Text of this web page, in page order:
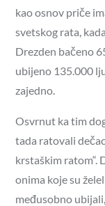
kao osnov priče
svetskog rata,
Drezden bačeno
ubijeno 135.000
zajedno.
Osvrnut ka tim
tada ratovali
krstaškim ratom“.
onima koje su
međusobno